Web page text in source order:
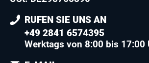
RUFEN SIE UNS AN
+49 2841 6574395
Werktags von 8:00 bis 17:00